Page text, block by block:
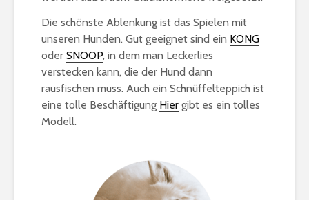
Die schönste Ablenkung ist das Spielen mit
unseren Hunden. Gut geeignet sind ein KONG
oder SNOOP, in dem man Leckerlies
verstecken kann, die der Hund dann
rausfischen muss. Auch ein Schnüffelteppich ist
eine tolle Beschäftigung Hier gibt es ein tolles
Modell.